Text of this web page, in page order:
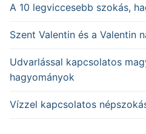
A 10 legviccesebb szokás,
Szent Valentin és a Valentin
Udvarlással kapcsolatos
hagyományok
Vízzel kapcsolatos